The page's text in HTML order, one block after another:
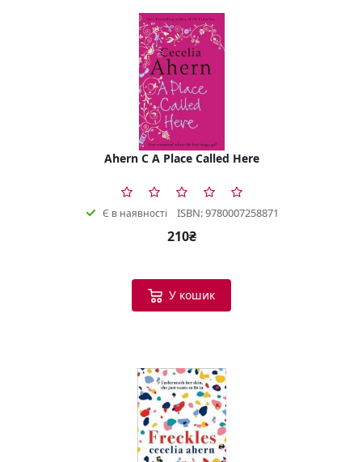
Ahern C A Place Called Here
Є в наявності ISBN: 9780007258871
210₴
У кошик